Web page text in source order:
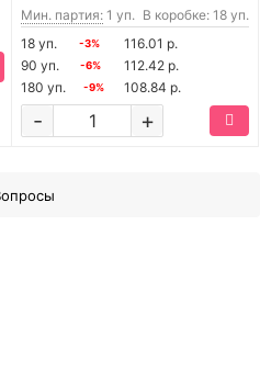
Мин. партия: 1 уп. В коробке: 18 уп.
18 уп.
-3%
116.01 р.
90 уп.
-6%
112.42 р.
180 уп.
-9% 108.84 р.
+
-